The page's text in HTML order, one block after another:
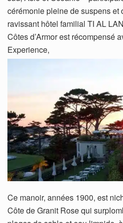
cérémonie pleine de suspens et
ravissant hôtel familial TI AL
Côtes d’Armor est récompensé
Experience,
Ce manoir, années 1900, est
Côte de Granit Rose qui